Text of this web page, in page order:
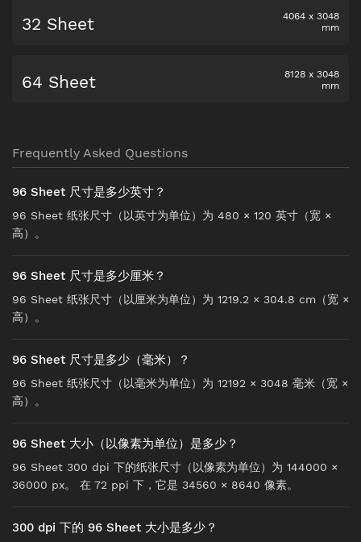
32 Sheet 4064 x 3048
mm
64 Sheet 8128 x 3048
mm
Frequently Asked Questions
96 Sheet 尺寸是多少英寸？
96 Sheet 纸张尺寸（以英寸为单位）为 480 × 120 英寸（宽 ×
高）。
96 Sheet 尺寸是多少厘米？
96 Sheet 纸张尺寸（以厘米为单位）为 1219.2 × 304.8 cm（宽 ×
高）。
96 Sheet 尺寸是多少（毫米）？
96 Sheet 纸张尺寸（以毫米为单位）为 12192 × 3048 毫米（宽 ×
高）。
96 Sheet 大小（以像素为单位）是多少？
96 Sheet 300 dpi 下的纸张尺寸（以像素为单位）为 144000 ×
36000 px。 在 72 ppi 下，它是 34560 × 8640 像素。
300 dpi 下的 96 Sheet 大小是多少？